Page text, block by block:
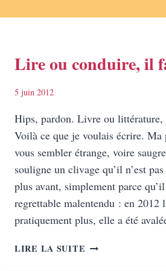
Lire ou conduire, il
5 juin 2012
Hips, pardon. Livre ou
Voilà ce que je voulais écrire. Ma
vous sembler étrange, voire
souligne un clivage qu’il n’est
plus avant, simplement parce
regrettable malentendu : en 2012
pratiquement plus, elle a été
LIRE LA SUITE LIRE